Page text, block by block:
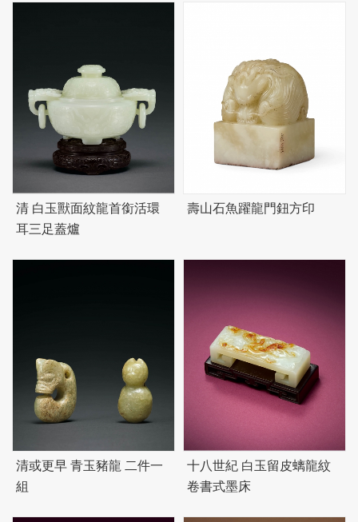
清 白玉獸面紋龍首銜活環
耳三足蓋爐
壽山石魚躍龍門鈕方印
清或更早 青玉豬龍 二件一
組
十八世紀 白玉留皮螭龍紋
卷書式墨床